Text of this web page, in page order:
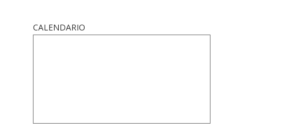
CALENDARIO